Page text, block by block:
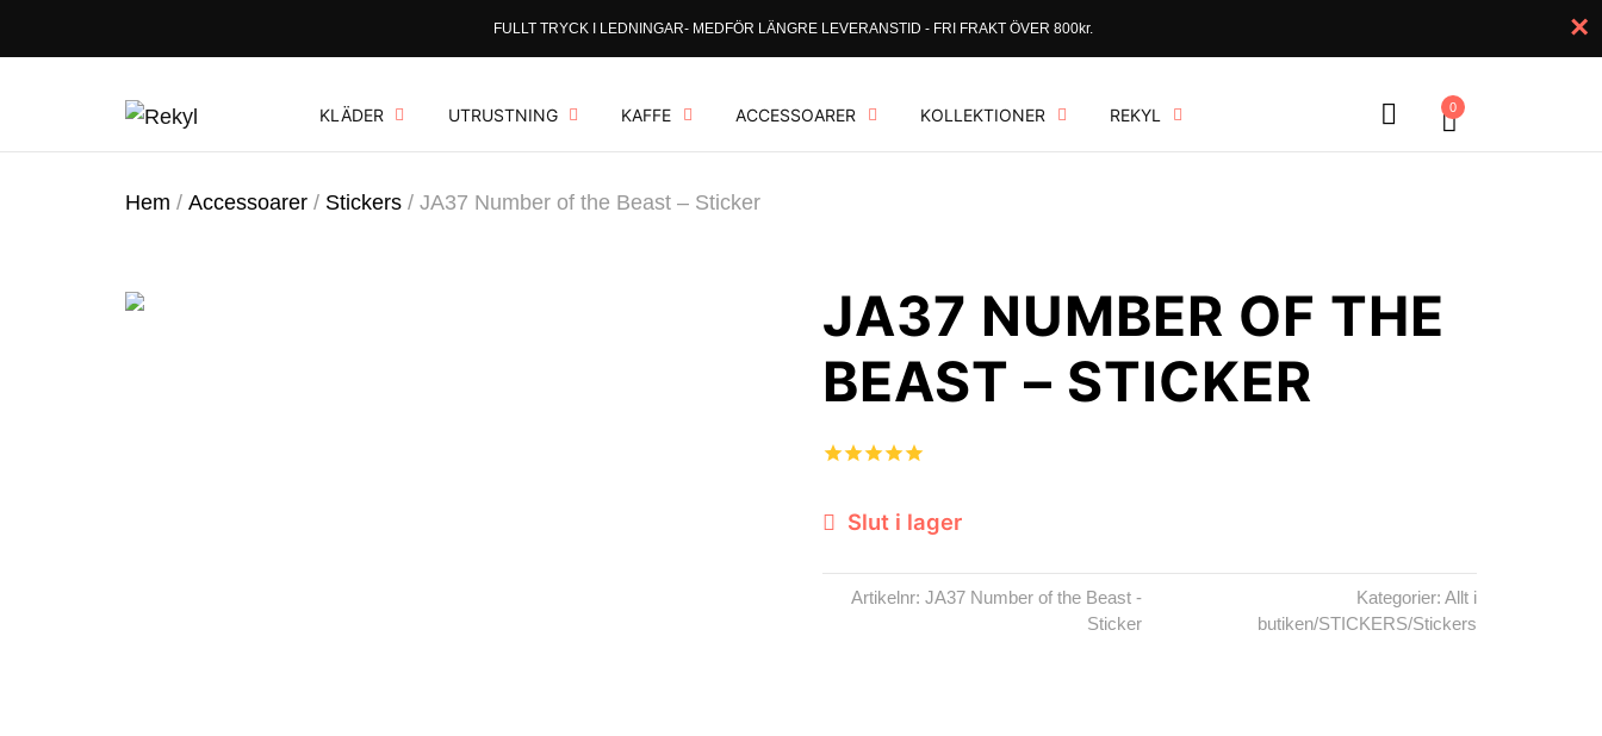
FULLT TRYCK I LEDNINGAR- MEDFÖR LÄNGRE LEVERANSTID - FRI FRAKT ÖVER 800kr. ×
KLÄDER UTRUSTNING KAFFE ACCESSOARER KOLLEKTIONER REKYL 0
Hem / Accessoarer / Stickers / JA37 Number of the Beast – Sticker
JA37 NUMBER OF THE
BEAST – STICKER
Slut i lager
Artikelnr: JA37 Number of the Beast -
Sticker
Kategorier: Allt i
butiken/STICKERS/Stickers